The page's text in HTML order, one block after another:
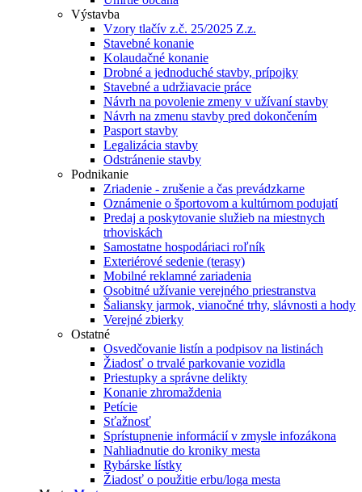
Výstavba
Vzory tlačív z.č. 25/2025 Z.z.
Stavebné konanie
Kolaudačné konanie
Drobné a jednoduché stavby, prípojky
Stavebné a udržiavacie práce
Návrh na povolenie zmeny v užívaní stavby
Návrh na zmenu stavby pred dokončením
Pasport stavby
Legalizácia stavby
Odstránenie stavby
Podnikanie
Zriadenie - zrušenie a čas prevádzkarne
Oznámenie o športovom a kultúrnom podujatí
Predaj a poskytovanie služieb na miestnych
trhoviskách
Samostatne hospodáriaci roľník
Exteriérové sedenie (terasy)
Mobilné reklamné zariadenia
Osobitné užívanie verejného priestranstva
Šaliansky jarmok, vianočné trhy, slávnosti a hody
Verejné zbierky
Ostatné
Osvedčovanie listín a podpisov na listinách
Žiadosť o trvalé parkovanie vozidla
Priestupky a správne delikty
Konanie zhromaždenia
Petície
Sťažnosť
Sprístupnenie informácií v zmysle infozákona
Nahliadnutie do kroniky mesta
Rybárske lístky
Žiadosť o použitie erbu/loga mesta